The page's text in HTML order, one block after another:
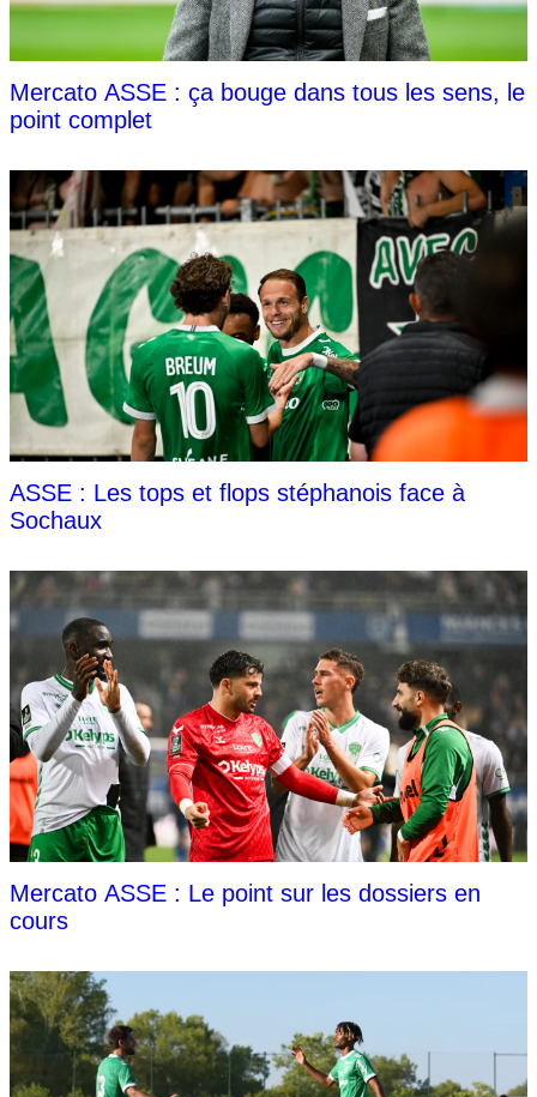
Mercato ASSE : ça bouge dans tous les sens, le
point complet
ASSE : Les tops et flops stéphanois face à
Sochaux
Mercato ASSE : Le point sur les dossiers en
cours